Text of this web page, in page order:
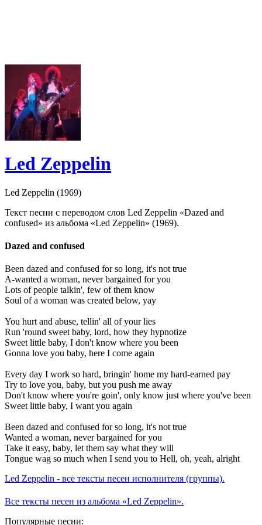
Led Zeppelin
Led Zeppelin (1969)
Текст песни с переводом слов Led Zeppelin «Dazed and
confused» из альбома «Led Zeppelin» (1969).
Dazed and confused
Been dazed and confused for so long, it's not true
A-wanted a woman, never bargained for you
Lots of people talkin', few of them know
Soul of a woman was created below, yay
You hurt and abuse, tellin' all of your lies
Run 'round sweet baby, lord, how they hypnotize
Sweet little baby, I don't know where you been
Gonna love you baby, here I come again
Every day I work so hard, bringin' home my hard-earned pay
Try to love you, baby, but you push me away
Don't know where you're goin', only know just where you've been
Sweet little baby, I want you again
Been dazed and confused for so long, it's not true
Wanted a woman, never bargained for you
Take it easy, baby, let them say what they will
Tongue wag so much when I send you to Hell, oh, yeah, alright
Led Zeppelin - все тексты песен исполнителя (группы).
Все тексты песен из альбома «Led Zeppelin».
Популярные песни: